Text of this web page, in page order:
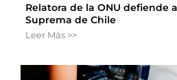
Relatora de la ONU defiende
Suprema de Chile
Leer Más >>